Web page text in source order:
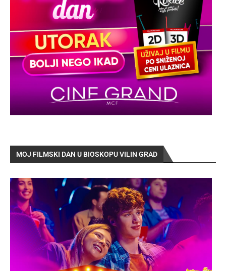
MOJ FILMSKI DAN U BIOSKOPU VILIN GRAD